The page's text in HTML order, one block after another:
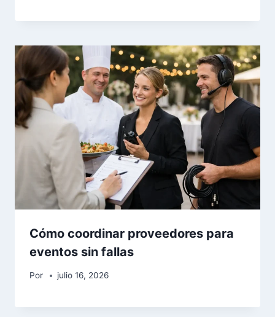
Cómo coordinar proveedores para
eventos sin fallas
Por julio 16, 2026